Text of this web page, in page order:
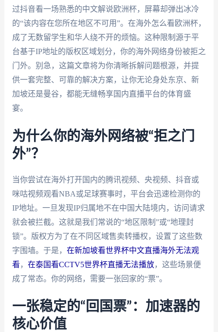
过抖音看一场熟悉的中文解说欧洲杯，屏幕却弹出冰冷
的“该内容在您所在地区不可用”。在海外怎么看欧洲杯，
成了无数留学生和华人绕不开的烦恼。这种限制源于平
台基于IP地址的版权区域划分，你的海外网络身份被拒之
门外。别急，这篇文章将为你清晰拆解问题根源，并提
供一套完整、可靠的解决方案，让你无论身处东京、新
加坡还是曼谷，都能无缝畅享国内直播平台的体育盛
宴。
为什么你的海外网络被“拒之门
外”？
当你尝试在海外打开国内的腾讯视频、央视频、抖音或
咪咕视频观看NBA或足球赛事时，平台会迅速检测你的
IP地址。一旦发现IP归属地不在中国大陆境内，访问请求
就会被拦截。这就是我们常说的“地区限制”或“地理封
锁”。版权方为了在不同区域售卖转播权，设置了这些数
字围墙。于是， 在新加坡看世界杯中文直播海外无法观
看 ， 在泰国看CCTV5世界杯直播无法播放，这些场景便
成了常态。你的网络，需要一张回家的“票”。
一张稳定的“回国票”：加速器的
核心价值